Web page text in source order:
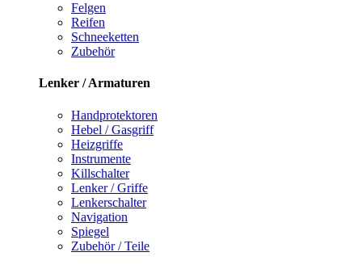
Felgen
Reifen
Schneeketten
Zubehör
Lenker / Armaturen
Handprotektoren
Hebel / Gasgriff
Heizgriffe
Instrumente
Killschalter
Lenker / Griffe
Lenkerschalter
Navigation
Spiegel
Zubehör / Teile